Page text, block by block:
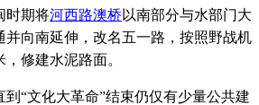
期将河西路澳桥 以南部分与水部门大
并向南延伸，改名五一路，按照野战机
修建水泥路面。
“文化大革命”结束仍仅有少量公共建